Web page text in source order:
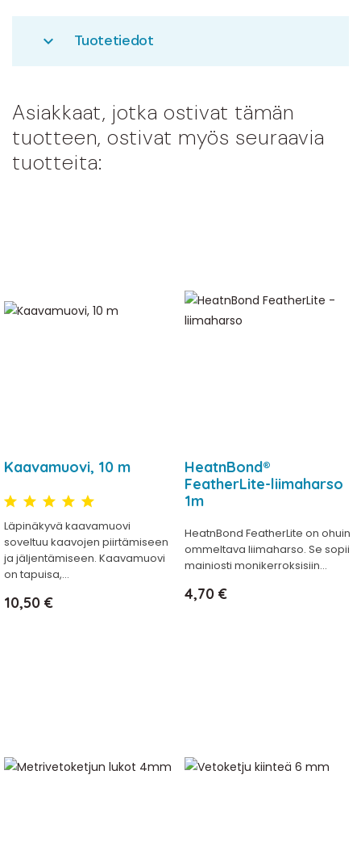
expand_more Tuotetiedot
Asiakkaat, jotka ostivat tämän
tuotteen, ostivat myös seuraavia
tuotteita:
Kaavamuovi, 10 m
Läpinäkyvä kaavamuovi
soveltuu kaavojen piirtämiseen
ja jäljentämiseen. Kaavamuovi
on tapuisa,...
Hinta
10,50 €
HeatnBond®
FeatherLite-liimaharso
1m
HeatnBond FeatherLite on ohuin
ommeltava liimaharso. Se sopii
mainiosti monikerroksisiin...
Hinta
4,70 €